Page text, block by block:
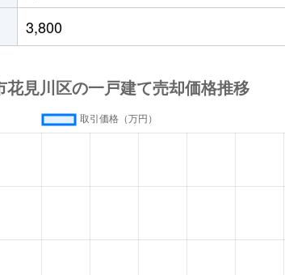
徒歩45分
徒歩1時間15分 330m² 105m²
徒歩45分 200m² 150m²
3,800